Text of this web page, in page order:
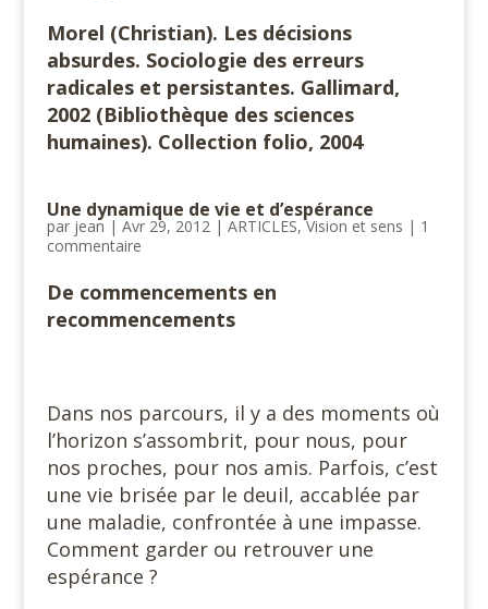
Morel (Christian). Les décisions
absurdes. Sociologie des erreurs
radicales et persistantes. Gallimard,
2002 (Bibliothèque des sciences
humaines). Collection folio, 2004
Une dynamique de vie et d’espérance
par jean | Avr 29, 2012| ARTICLES,Vision et sens | 1
commentaire
De commencements en
recommencements
Dans nos parcours, il y a des moments où
l’horizon s’assombrit, pour nous, pour
nos proches, pour nos amis. Parfois, c’est
une vie brisée par le deuil, accablée par
une maladie, confrontée à une impasse.
Comment garder ou retrouver une
espérance ?